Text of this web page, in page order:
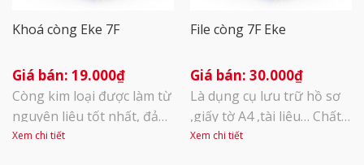
Khoá còng Eke 7F
19.000₫
Còng kim loại được làm từ
nguyên liệu tốt nhất, đảm
bảo độ chắc, khỏe khi kẹp
Xem chi tiết
File còng 7F Eke
30.000₫
Là dụng cụ lưu trữ hồ sơ
,giấy tờ A4 ,tài liệu… Chất
liệu : PVC , giấy ép . Kích
Xem chi tiết